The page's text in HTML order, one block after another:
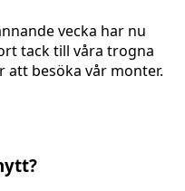
vecka har nu
tack till våra trogna
att besöka vår monter.